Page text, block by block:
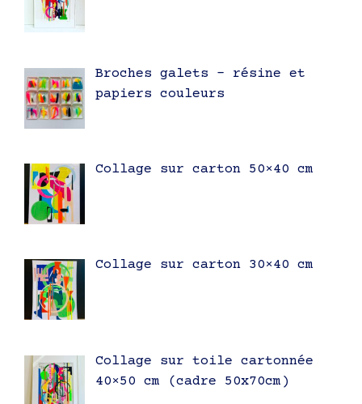
Broches galets – résine et
papiers couleurs
Collage sur carton 50×40 cm
Collage sur carton 30×40 cm
Collage sur toile cartonnée
40×50 cm (cadre 50x70cm)